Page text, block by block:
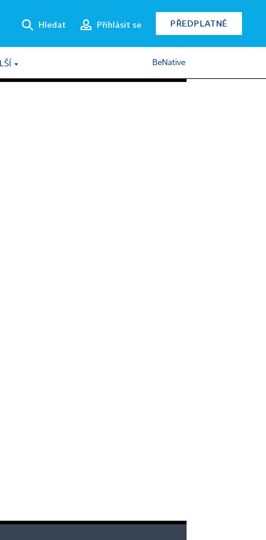
Hledat Přihlásit se PŘEDPLATNÉ
BeNative